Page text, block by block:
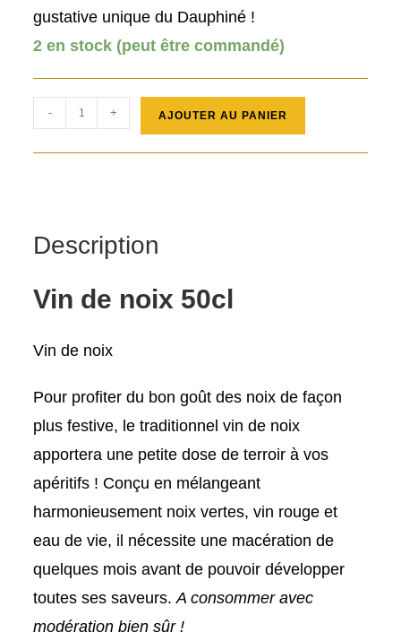
gustative unique du Dauphiné !
2 en stock (peut être commandé)
de
Vin
- + AJOUTER AU PANIER
Description
Vin de noix 50cl
Vin de noix
Pour profiter du bon goût des noix de façon
plus festive, le traditionnel vin de noix
apportera une petite dose de terroir à vos
apéritifs ! Conçu en mélangeant
harmonieusement noix vertes, vin rouge et
eau de vie, il nécessite une macération de
quelques mois avant de pouvoir développer
toutes ses saveurs.A consommer avec
modération bien sûr !